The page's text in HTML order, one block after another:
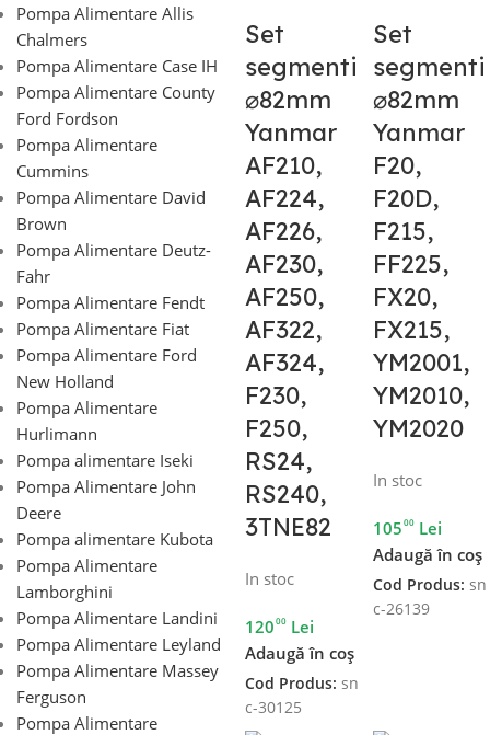
Pompa Alimentare Allis
Chalmers
Pompa Alimentare Case IH
Pompa Alimentare County
Ford Fordson
Pompa Alimentare
Cummins
Pompa Alimentare David
Brown
Pompa Alimentare Deutz-
Fahr
Pompa Alimentare Fendt
Pompa Alimentare Fiat
Pompa Alimentare Ford
New Holland
Pompa Alimentare
Hurlimann
Pompa alimentare Iseki
Pompa Alimentare John
Deere
Pompa alimentare Kubota
Pompa Alimentare
Lamborghini
Pompa Alimentare Landini
Pompa Alimentare Leyland
Pompa Alimentare Massey
Ferguson
Pompa Alimentare
Set
segmenti
⌀82mm
Yanmar
AF210,
AF224,
AF226,
AF230,
AF250,
AF322,
AF324,
F230,
F250,
RS24,
RS240,
3TNE82
In stoc
12000 Lei
Adaugă în coș
Cod Produs: sn
c-30125
Set
segmenti
⌀82mm
Yanmar
F20,
F20D,
F215,
FF225,
FX20,
FX215,
YM2001,
YM2010,
YM2020
In stoc
10500 Lei
Adaugă în coș
Cod Produs: sn
c-26139